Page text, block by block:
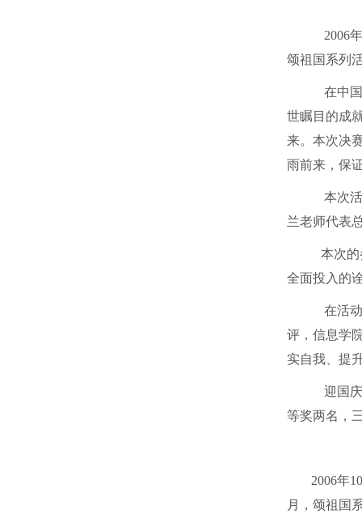
2006
颂祖国系列
在中国
世瞩目的成
来。本次决
雨前来，保
本次活
兰老师代表
本次的
全面投入的
在活动
评，信息学
实自我、提
迎国庆
等奖两名，
2006年
月，颂祖国